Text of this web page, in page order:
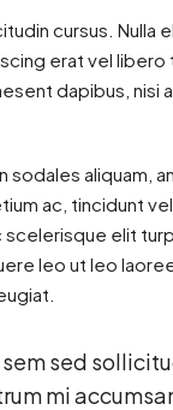
cursus. Nulla
erat vel
dapibus, nisi
sodales aliquam,
ac, tincidunt
scelerisque elit
leo ut leo
sed
mi